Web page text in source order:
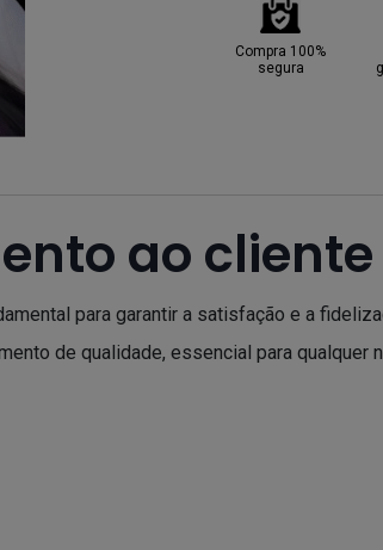
Compra 100%
segura
ao cliente
para garantir a satisfação e a
de qualidade, essencial para